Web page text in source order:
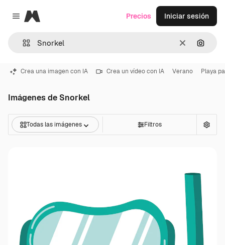
Close menu
Magnific
Borrar
Precios Iniciar sesión
Crea una imagen con IA Crea un vídeo con IA Verano Playa
Imágenes de Snorkel
Todas las imágenes Filtros